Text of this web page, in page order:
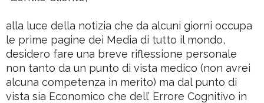
alla luce della notizia che da alcuni giorni occupa
le prime pagine dei Media di tutto il mondo,
desidero fare una breve riflessione personale
non tanto da un punto di vista medico (non avrei
alcuna competenza in merito) ma dal punto di
vista sia Economico che dell’ Errore Cognitivo in